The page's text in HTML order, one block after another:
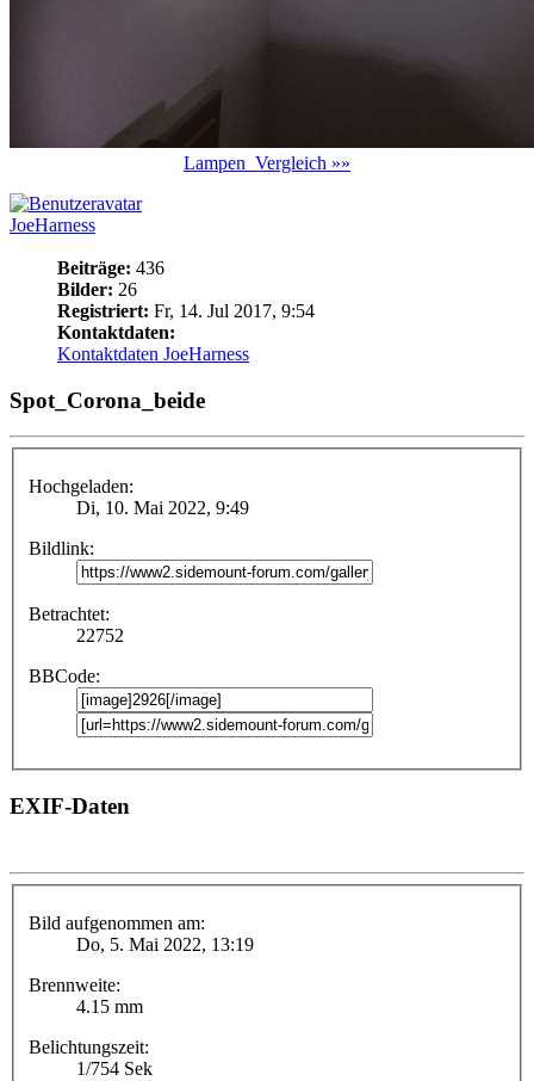
Lampen_Vergleich »»
JoeHarness
Beiträge: 436
Bilder: 26
Registriert: Fr, 14. Jul 2017, 9:54
Kontaktdaten:
Kontaktdaten JoeHarness
Spot_Corona_beide
Hochgeladen:
Di, 10. Mai 2022, 9:49
Bildlink:
Betrachtet:
22752
BBCode:
EXIF-Daten
Bild aufgenommen am:
Do, 5. Mai 2022, 13:19
Brennweite:
4.15 mm
Belichtungszeit:
1/754 Sek